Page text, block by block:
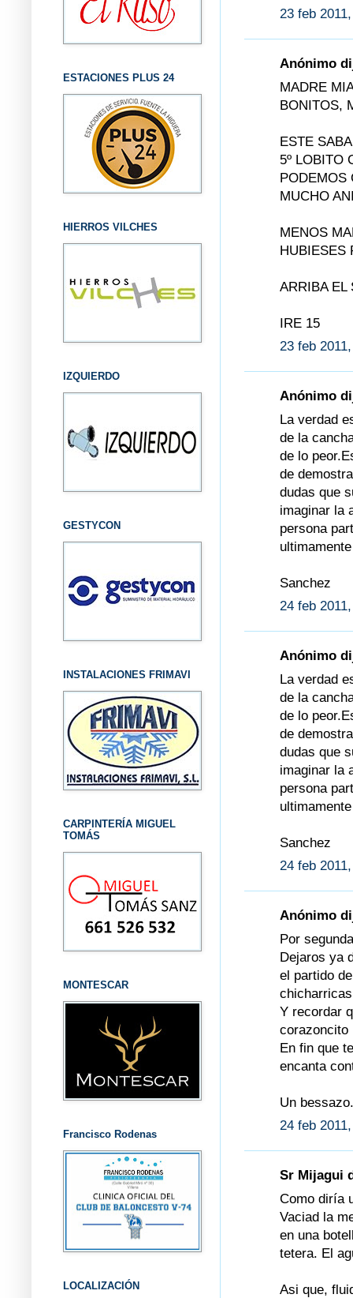
23 feb
Anónimo
MADRE
BONITOS,
ESTE
5º LOBITO
PODEMOS
MUCHO
MENOS
HUBIESES
ARRIBA EL
IRE 15
23 feb
Anónimo
La verdad
de la
de lo
de
dudas que
imaginar la
persona
Sanchez
24 feb
Anónimo
La verdad
de la
de lo
de
dudas que
imaginar la
persona
Sanchez
24 feb
Anónimo
Por
Dejaros ya
el partido
Y recordar
corazoncito
En fin que
encanta
Un
24 feb
Sr Mijagui
Como diría
Vaciad la
en una
tetera. El
Asi que,
ESTACIONES PLUS 24
HIERROS VILCHES
IZQUIERDO
GESTYCON
INSTALACIONES FRIMAVI
CARPINTERÍA MIGUEL
TOMÁS
MONTESCAR
Francisco Rodenas
LOCALIZACIÓN